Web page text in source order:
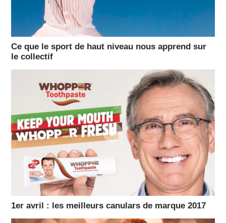
Ce que le sport de haut niveau nous apprend sur
le collectif
1er avril : les meilleurs canulars de marque 2017